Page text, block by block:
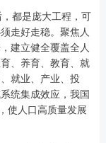
都是庞大工程，可
走好走稳。聚焦人
建立健全覆盖全人
、养育、教育、就
就业、产业、投
统集成效应，我国
使人口高质量发展